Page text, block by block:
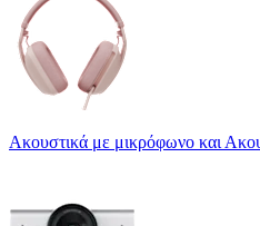
Ακουστικά με μικρόφωνο και